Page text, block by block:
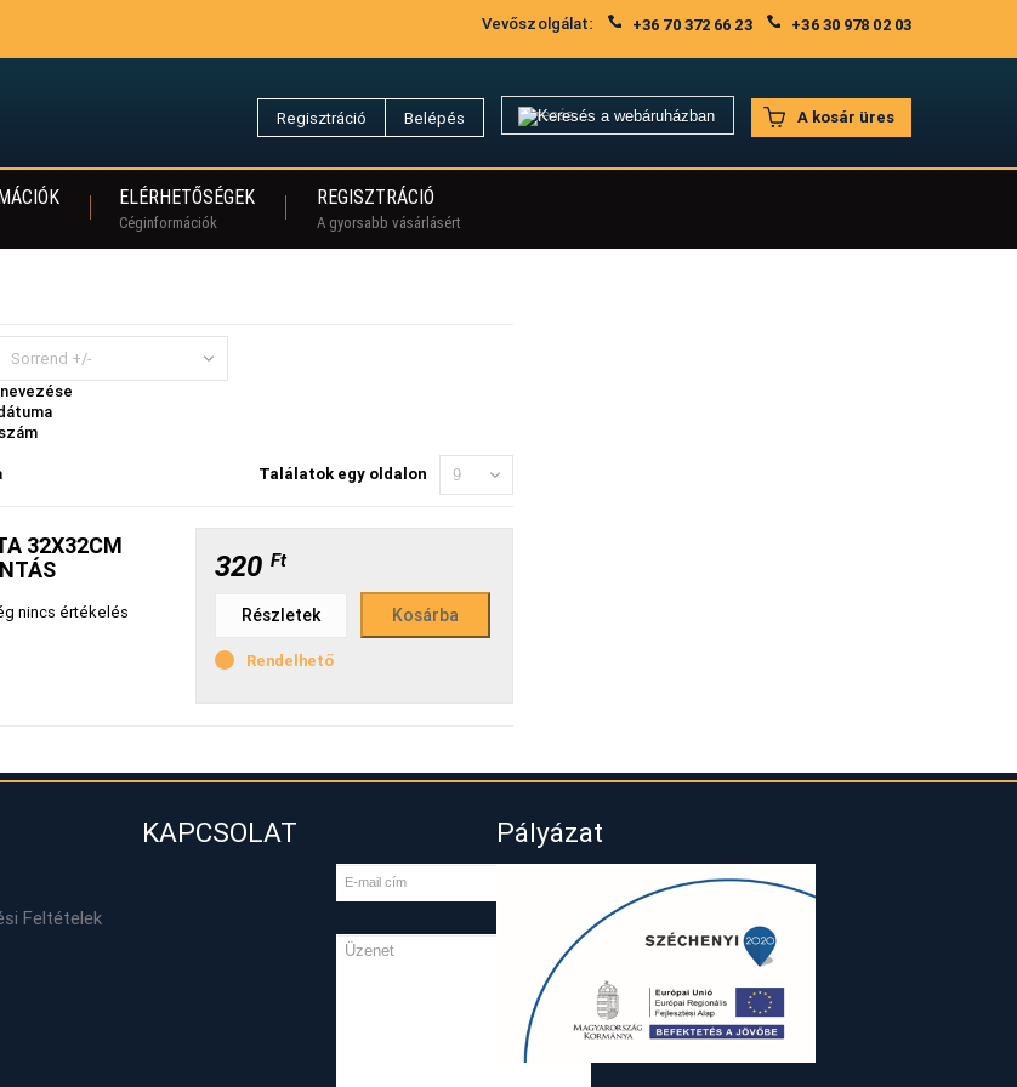
Vevőszolgálat: +36 70 372 66 23 +36 30 978 02 03
Regisztráció Belépés A kosár üres
ELÉRHETŐSÉGEK
Céginformációk
REGISZTRÁCIÓ
A gyorsabb vásárlásért
Sorrend +/-
Találatok egy oldalon
32X32CM
nincs értékelés
320 Ft
Részletek
Rendelhető
Feltételek
KAPCSOLAT Pályázat